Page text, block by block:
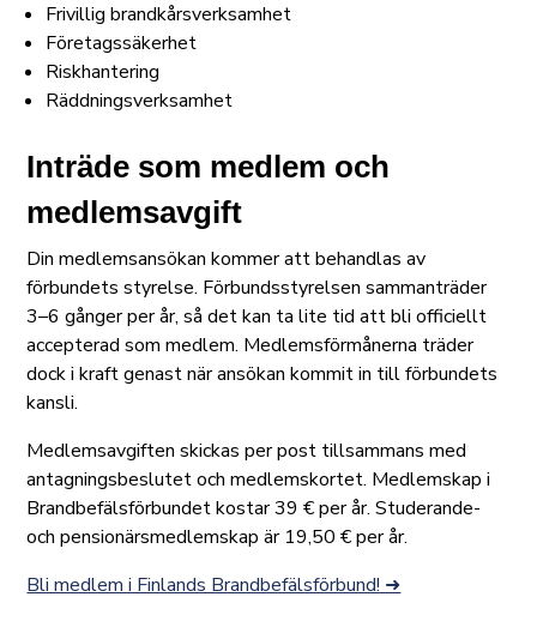
Frivillig brandkårsverksamhet
Företagssäkerhet
Riskhantering
Räddningsverksamhet
Inträde som medlem och
medlemsavgift
Din medlemsansökan kommer att behandlas av
förbundets styrelse. Förbundsstyrelsen sammanträder
3–6 gånger per år, så det kan ta lite tid att bli officiellt
accepterad som medlem. Medlemsförmånerna träder
dock i kraft genast när ansökan kommit in till förbundets
kansli.
Medlemsavgiften skickas per post tillsammans med
antagningsbeslutet och medlemskortet. Medlemskap i
Brandbefälsförbundet kostar 39 € per år. Studerande-
och pensionärsmedlemskap är 19,50 € per år.
Bli medlem i Finlands Brandbefälsförbund! ➜